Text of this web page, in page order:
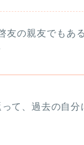
友の親友でもあ
て、過去の自分